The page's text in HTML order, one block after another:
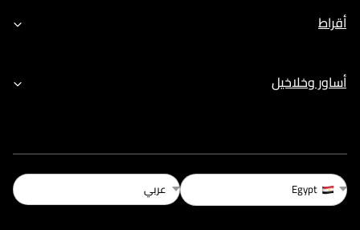
أقراط
أساور وخلاخيل
Egypt عربي